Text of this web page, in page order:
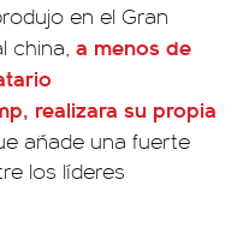
en el Gran
china, a menos de
realizara su propia
añade una fuerte
los líderes